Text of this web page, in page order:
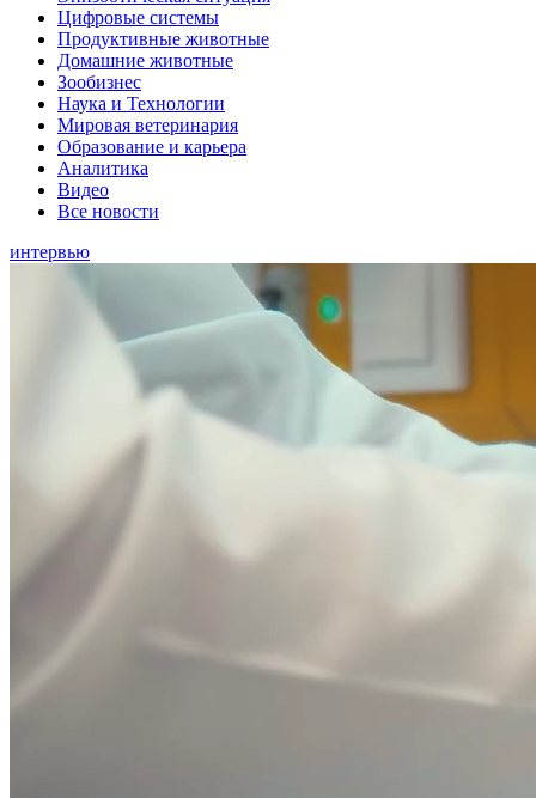
Цифровые системы
Продуктивные животные
Домашние животные
Зообизнес
Наука и Технологии
Мировая ветеринария
Образование и карьера
Аналитика
Видео
Все новости
интервью